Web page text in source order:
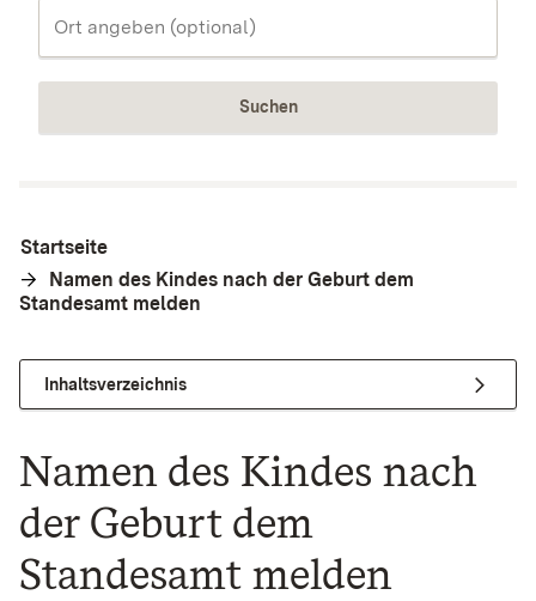
Suchen
Startseite
Namen des Kindes nach der Geburt dem
Standesamt melden
Inhaltsverzeichnis
Namen des Kindes nach
der Geburt dem
Standesamt melden